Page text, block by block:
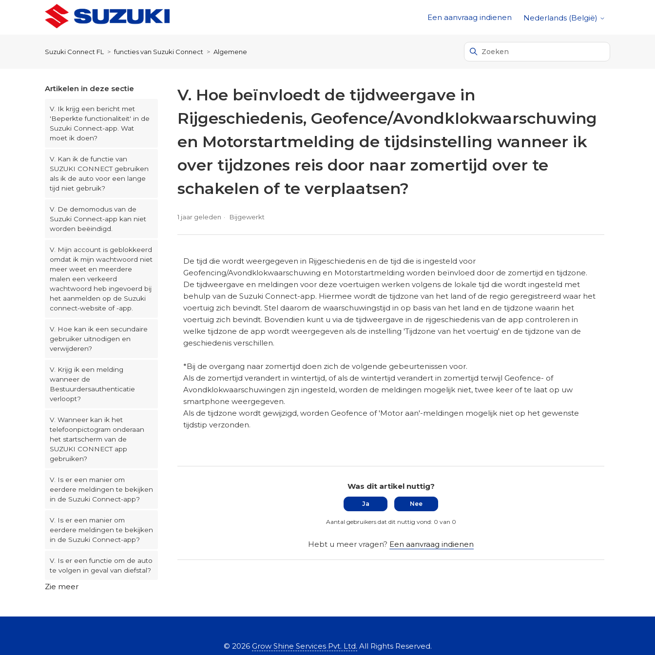
Een aanvraag indienen Nederlands (België)
Suzuki Connect FL functies van Suzuki Connect Algemene
Artikelen in deze sectie
V. Ik krijg een bericht met
'Beperkte functionaliteit' in de
Suzuki Connect-app. Wat
moet ik doen?
V. Kan ik de functie van
SUZUKI CONNECT gebruiken
als ik de auto voor een lange
tijd niet gebruik?
V. De demomodus van de
Suzuki Connect-app kan niet
worden beëindigd.
V. Mijn account is geblokkeerd
omdat ik mijn wachtwoord niet
meer weet en meerdere
malen een verkeerd
wachtwoord heb ingevoerd bij
het aanmelden op de Suzuki
connect-website of -app.
V. Hoe kan ik een secundaire
gebruiker uitnodigen en
verwijderen?
V. Krijg ik een melding
wanneer de
Bestuurdersauthenticatie
verloopt?
V. Wanneer kan ik het
telefoonpictogram onderaan
het startscherm van de
SUZUKI CONNECT app
gebruiken?
V. Is er een manier om
eerdere meldingen te bekijken
in de Suzuki Connect-app?
V. Is er een manier om
eerdere meldingen te bekijken
in de Suzuki Connect-app?
V. Is er een functie om de auto
te volgen in geval van diefstal?
Zie meer
V. Hoe beïnvloedt de tijdweergave in
Rijgeschiedenis, Geofence/Avondklokwaarschuwing
en Motorstartmelding de tijdsinstelling wanneer ik
over tijdzones reis door naar zomertijd over te
schakelen of te verplaatsen?
1 jaar geleden Bijgewerkt
De tijd die wordt weergegeven in Rijgeschiedenis en de tijd die is ingesteld voor
Geofencing/Avondklokwaarschuwing en Motorstartmelding worden beïnvloed door de zomertijd en tijdzone.
De tijdweergave en meldingen voor deze voertuigen werken volgens de lokale tijd die wordt ingesteld met
behulp van de Suzuki Connect-app. Hiermee wordt de tijdzone van het land of de regio geregistreerd waar het
voertuig zich bevindt. Stel daarom de waarschuwingstijd in op basis van het land en de tijdzone waarin het
voertuig zich bevindt. Bovendien kunt u via de tijdweergave in de rijgeschiedenis van de app controleren in
welke tijdzone de app wordt weergegeven als de instelling 'Tijdzone van het voertuig' en de tijdzone van de
geschiedenis verschillen.
*Bij de overgang naar zomertijd doen zich de volgende gebeurtenissen voor.
Als de zomertijd verandert in wintertijd, of als de wintertijd verandert in zomertijd terwijl Geofence- of
Avondklokwaarschuwingen zijn ingesteld, worden de meldingen mogelijk niet, twee keer of te laat op uw
smartphone weergegeven.
Als de tijdzone wordt gewijzigd, worden Geofence of 'Motor aan'-meldingen mogelijk niet op het gewenste
tijdstip verzonden.
Was dit artikel nuttig?
Ja Nee
Aantal gebruikers dat dit nuttig vond: 0 van 0
Hebt u meer vragen? Een aanvraag indienen
© 2026 Grow Shine Services Pvt. Ltd. All Rights Reserved.